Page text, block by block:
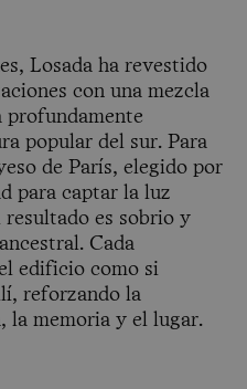
Losada ha revestido
con una mezcla
profundamente
popular del sur. Para
de París, elegido por
para captar la luz
es sobrio y
Cada
edificio como si
reforzando la
la memoria y el lugar.